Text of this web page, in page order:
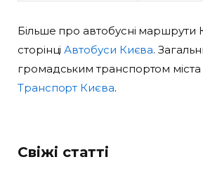
Більше про автобусні маршрути
сторінціАвтобуси Києва.
громадським транспортом міста
Транспорт Києва.
Свіжі статті